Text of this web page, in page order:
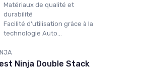
Matériaux de qualité et
durabilité
Facilité d'utilisation grâce à la
technologie Auto...
Ninja Double Stack